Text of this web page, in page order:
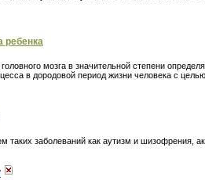
ребенка
мозга в значительной степени
в дородовой период жизни человека с
заболеваний как аутизм и шизофрения,